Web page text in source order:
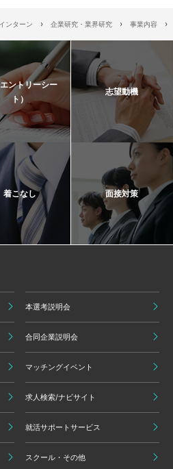
ンターン › 企業研究・業界研究 › 事業内容 ›
ントリーシー
ト）
志望動機
着こなし 面接対策
本選考説明会
合同企業説明会
マッチングイベント
求人検索/ナビサイト
就活サポートサービス
スクール・その他